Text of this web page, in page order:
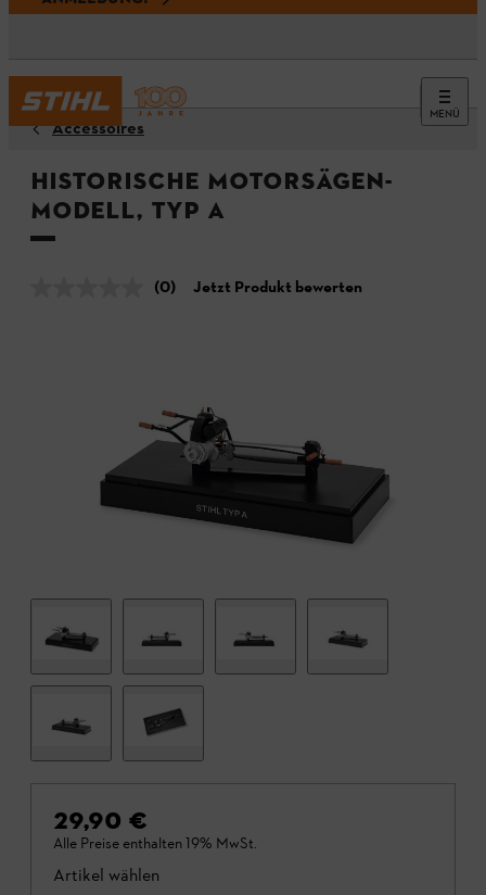
MENÜ
Accessoires
Historische Motorsägen-
Modell, Typ A
(0) Jetzt Produkt bewerten
29,90 €
Alle Preise enthalten 19% MwSt.
Artikel wählen